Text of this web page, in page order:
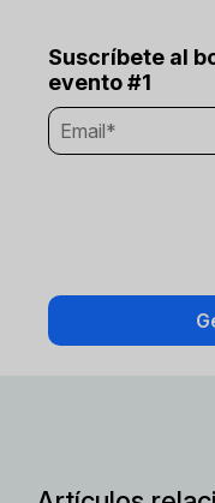
Suscríbete al
evento #1